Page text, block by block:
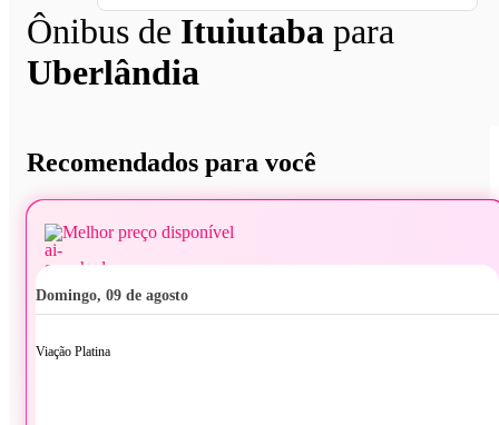
Ônibus de Ituiutaba para
Uberlândia
Recomendados para você
Melhor preço disponível
domingo, 09 de agosto
Viação Platina